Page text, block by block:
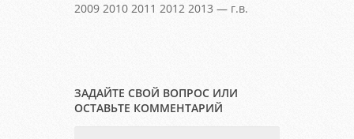
2009 2010 2011 2012 2013 — г.в.
ЗАДАЙТЕ СВОЙ ВОПРОС ИЛИ
ОСТАВЬТЕ КОММЕНТАРИЙ